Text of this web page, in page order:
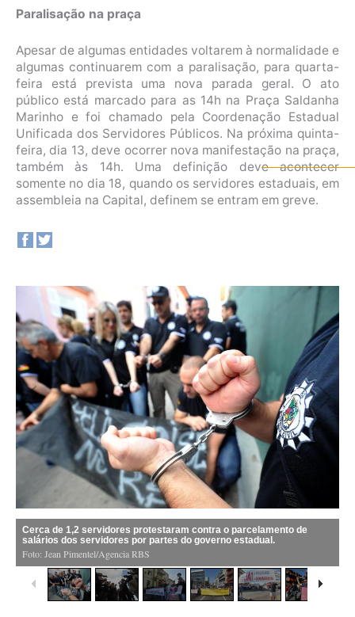
Paralisação na praça
Apesar de algumas entidades voltarem à normalidade e
algumas continuarem com a paralisação, para quarta-
feira está prevista uma nova parada geral. O ato
público está marcado para as 14h na Praça Saldanha
Marinho e foi chamado pela Coordenação Estadual
Unificada dos Servidores Públicos. Na próxima quinta-
feira, dia 13, deve ocorrer nova manifestação na praça,
também às 14h. Uma definição deve acontecer
somente no dia 18, quando os servidores estaduais, em
assembleia na Capital, definem se entram em greve.